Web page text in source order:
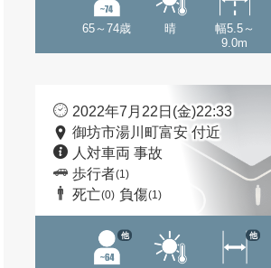
65～74歳 晴
幅5.5～
9.0m
2022年7月22日(金)22:33
御坊市湯川町富安 付近
人対車両 事故
歩行者(1)
死亡(0) 負傷(1)
他 他